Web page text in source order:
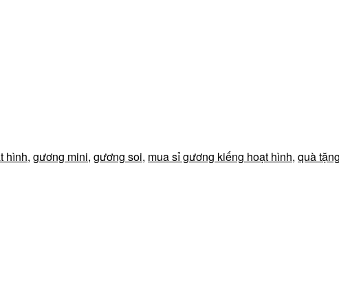
hình, gương mini, gương soi, mua sỉ gương kiếng hoạt hình, quà